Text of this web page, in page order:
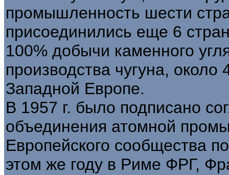
промышленность шести
присоединились еще 6
100% добычи каменного
производства чугуна,
Западной Европе.
В 1957 г. было подписано
объединения атомной
Европейского сообщества
этом же году в Риме ФРГ,